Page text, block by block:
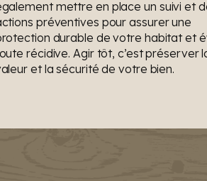
mettre en place un suivi et
préventives pour assurer une
durable de votre habitat et
récidive. Agir tôt, c’est préserver
et la sécurité de votre bien.